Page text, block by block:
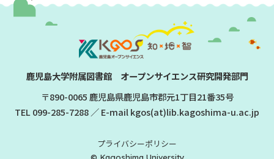
鹿児島大学附属図書館 オープンサイエンス研究開発部門
〒890-0065 鹿児島県鹿児島市郡元1丁目21番35号
TEL 099-285-7288 ／ E-mail kgos(at)lib.kagoshima-u.ac.jp
プライバシーポリシー